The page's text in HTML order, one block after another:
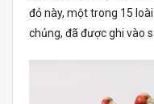
đỏ này, một trong 15
chủng, đã được ghi vào